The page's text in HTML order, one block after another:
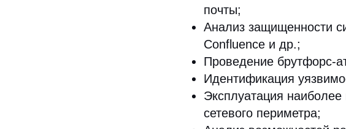
почты;
Анализ защищенности
Confluence и др.;
Проведение брутфорс-
Идентификация
Эксплуатация
сетевого периметра;